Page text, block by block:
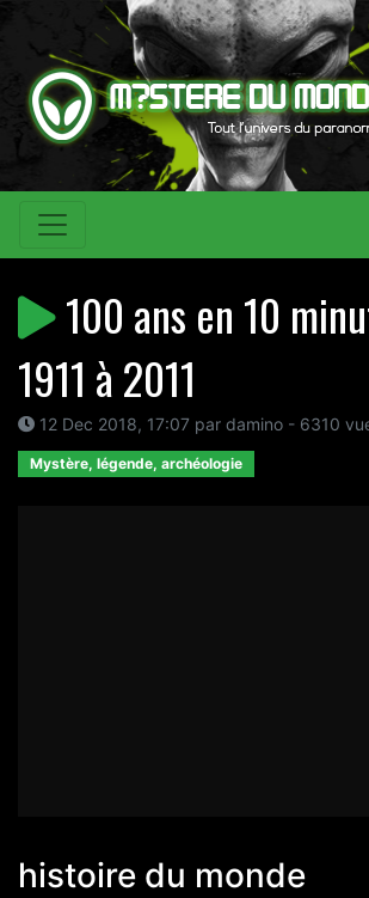
100 ans en 10
1911 à 2011
12 Dec 2018, 17:07 par damino - 6310
Mystère, légende, archéologie
histoire du monde